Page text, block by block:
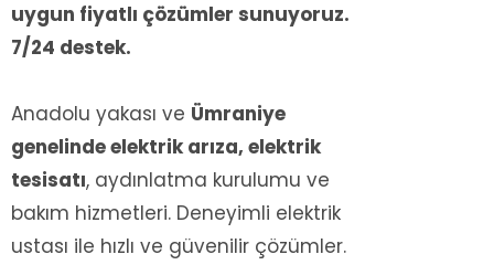
uygun fiyatlı çözümler sunuyoruz.
7/24 destek.
Anadolu yakası ve Ümraniye
genelinde elektrik arıza, elektrik
tesisatı, aydınlatma kurulumu ve
bakım hizmetleri. Deneyimli elektrik
ustası ile hızlı ve güvenilir çözümler.